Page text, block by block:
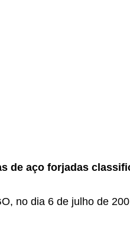
de aço forjadas
no dia 6 de julho de